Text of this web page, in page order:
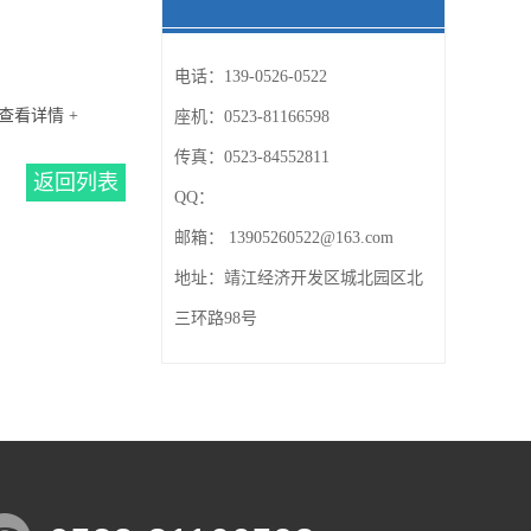
看详情 +
返回列表
电话： 139-0526-0522
座机： 0523-81166598
传真： 0523-84552811
QQ：
邮箱： 13905260522@163.com
地址： 靖江经济开发区城北园区北
三环路98号